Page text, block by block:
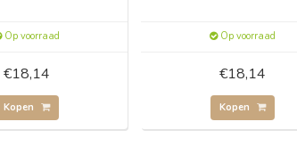
Op voorraad
€18,14
Kopen
Op voorraad
€18,14
Kopen